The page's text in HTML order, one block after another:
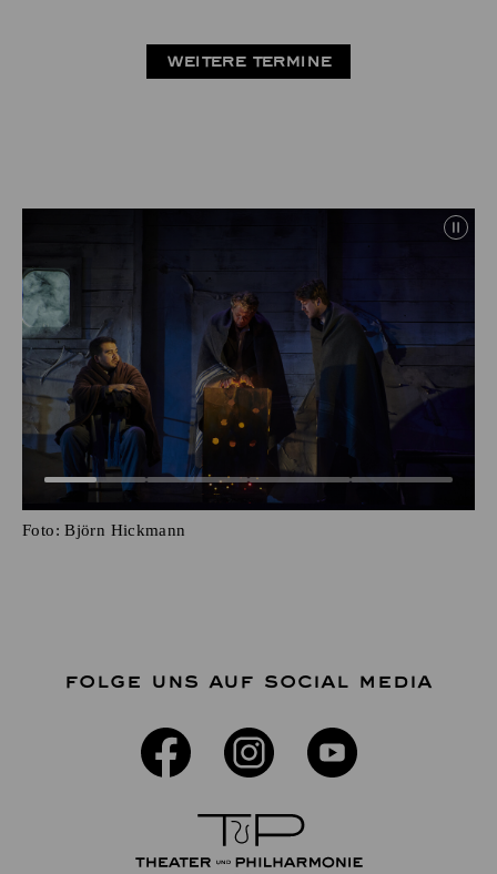
WEITERE TERMINE
Foto: Björn Hickmann
FOLGE UNS AUF SOCIAL MEDIA